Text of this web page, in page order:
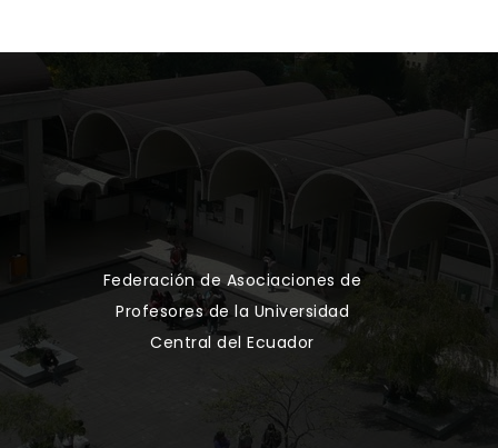
Federación de Asociaciones de
Profesores de la Universidad
Central del Ecuador